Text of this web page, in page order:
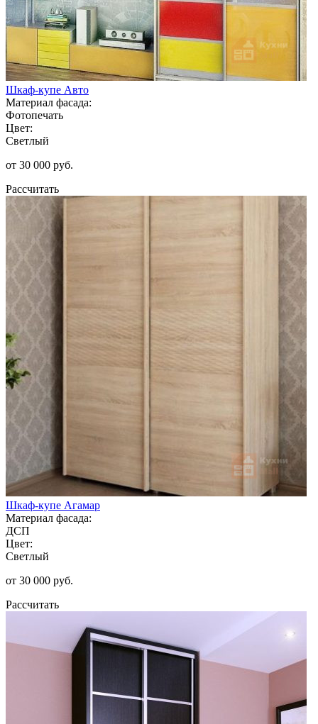
Шкаф-купе Авто
Материал фасада:
Фотопечать
Цвет:
Светлый
от 30 000 руб.
Рассчитать
Шкаф-купе Агамар
Материал фасада:
ДСП
Цвет:
Светлый
от 30 000 руб.
Рассчитать